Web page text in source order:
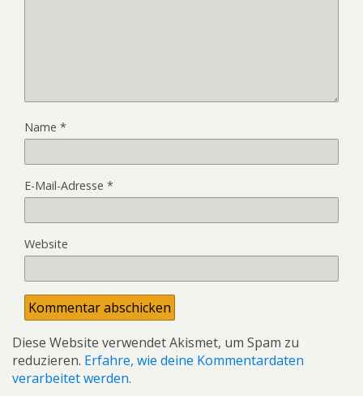
Name *
E-Mail-Adresse *
Website
Diese Website verwendet Akismet, um Spam zu
reduzieren. Erfahre, wie deine Kommentardaten
verarbeitet werden.